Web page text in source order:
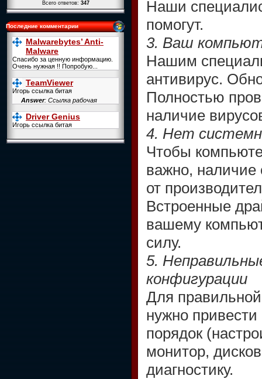
Всего ответов:347
Последние комментарии
Malwarebytes’ Anti-
Malware
Спасибо за ценную информацию.
Очень нужная !! Попробую...
TeamViewer
Игорь ссылка битая
Answer: Ссылка рабочая
Driver Genius
Игорь ссылка битая
Наши
помогут.
3. Ваш
Нашим
антивирус.
Полностью
наличие
4. Нет
Чтобы
важно, наличие
от
Встроенные
вашему
силу.
5.
конфигурации
Для
нужно привести
порядок
монитор,
диагностику.